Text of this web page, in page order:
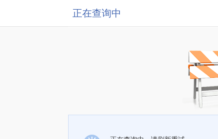
正在查询中